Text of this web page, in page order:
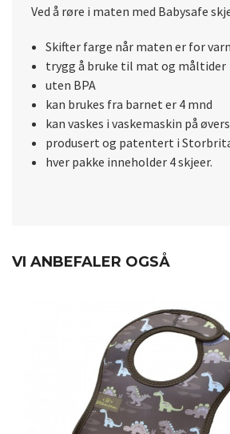
Ved å røre i maten med Babysafe
Skifter farge når maten er for
trygg å bruke til mat og måltider
uten BPA
kan brukes fra barnet er 4 mnd
kan vaskes i vaskemaskin på
produsert og patentert i
hver pakke inneholder 4 skjeer.
VI ANBEFALER OGSÅ